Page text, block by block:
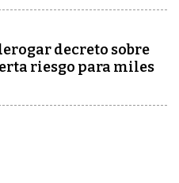
decreto sobre
riesgo para miles